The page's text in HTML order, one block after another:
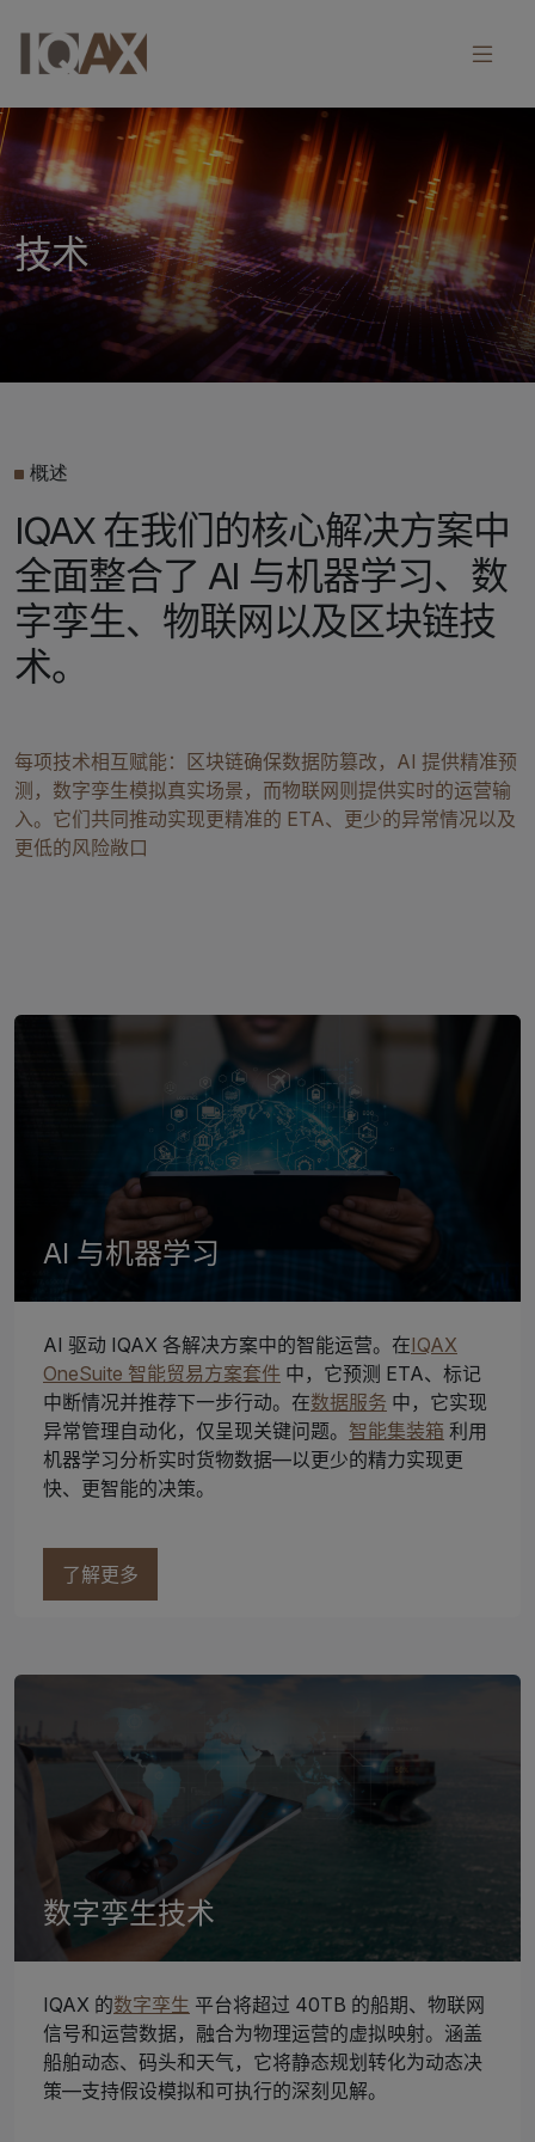
技术
概述
IQAX 在我们的核心解决方案中
全面整合了 AI 与机器学习、数
字孪生、物联网以及区块链技
术。
每项技术相互赋能：区块链确保数据防篡改，AI 提供精准预
测，数字孪生模拟真实场景，而物联网则提供实时的运营输
入。它们共同推动实现更精准的 ETA、更少的异常情况以及
更低的风险敞口
AI 与机器学习
AI 驱动 IQAX 各解决方案中的智能运营。在IQAX
OneSuite 智能贸易方案套件 中，它预测 ETA、标记
中断情况并推荐下一步行动。在数据服务 中，它实现
异常管理自动化，仅呈现关键问题。 智能集装箱 利用
机器学习分析实时货物数据—以更少的精力实现更
快、更智能的决策。
了解更多
数字孪生技术
IQAX 的数字孪生 平台将超过 40TB 的船期、物联网
信号和运营数据，融合为物理运营的虚拟映射。涵盖
船舶动态、码头和天气，它将静态规划转化为动态决
策—支持假设模拟和可执行的深刻见解。